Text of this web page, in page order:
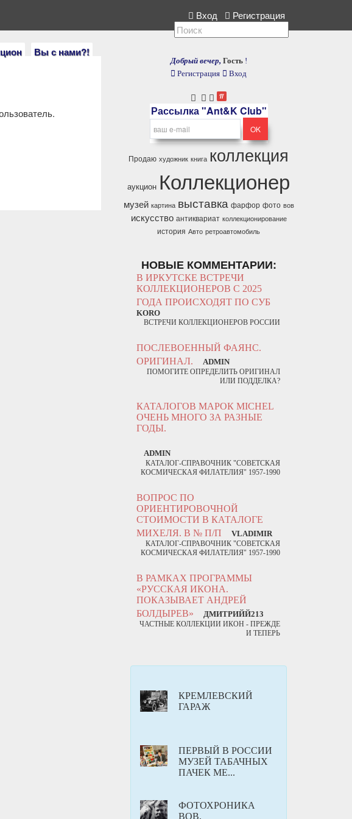
Вы с нами?!
у вас есть коллекция, расскажите нам. Вход Регистрация
Добрый вечер, Гость !
Регистрация
Вход
Рассылка "Ant&K Club"
Продаю художник книга коллекция
аукцион Коллекционер
музей картина выставка фарфор фото вов
искусство антиквариат коллекционирование
история Авто ретроавтомобиль
НОВЫЕ КОММЕНТАРИИ:
В ИРКУТСКЕ ВСТРЕЧИ
КОЛЛЕКЦИОНЕРОВ С 2025
ГОДА ПРОИСХОДЯТ ПО СУБ
KORO
ВСТРЕЧИ КОЛЛЕКЦИОНЕРОВ РОССИИ
ПОСЛЕВОЕННЫЙ ФАЯНС.
ОРИГИНАЛ.
ADMIN
ПОМОГИТЕ ОПРЕДЕЛИТЬ ОРИГИНАЛ
ИЛИ ПОДДЕЛКА?
КАТАЛОГОВ МАРОК MICHEL
ОЧЕНЬ МНОГО ЗА РАЗНЫЕ
ГОДЫ.
ADMIN
КАТАЛОГ-СПРАВОЧНИК "СОВЕТСКАЯ
КОСМИЧЕСКАЯ ФИЛАТЕЛИЯ" 1957-1990
ВОПРОС ПО
ОРИЕНТИРОВОЧНОЙ
СТОИМОСТИ В КАТАЛОГЕ
МИХЕЛЯ. В № П/П
VLADIMIR
КАТАЛОГ-СПРАВОЧНИК "СОВЕТСКАЯ
КОСМИЧЕСКАЯ ФИЛАТЕЛИЯ" 1957-1990
В РАМКАХ ПРОГРАММЫ
«РУССКАЯ ИКОНА.
ПОКАЗЫВАЕТ АНДРЕЙ
БОЛДЫРЕВ»
ДМИТРИЙЙ213
ЧАСТНЫЕ КОЛЛЕКЦИИ ИКОН - ПРЕЖДЕ
И ТЕПЕРЬ
КРЕМЛЕВСКИЙ
ГАРАЖ
ПЕРВЫЙ В РОССИИ
МУЗЕЙ ТАБАЧНЫХ
ПАЧЕК МЕ...
ФОТОХРОНИКА
ВОВ.